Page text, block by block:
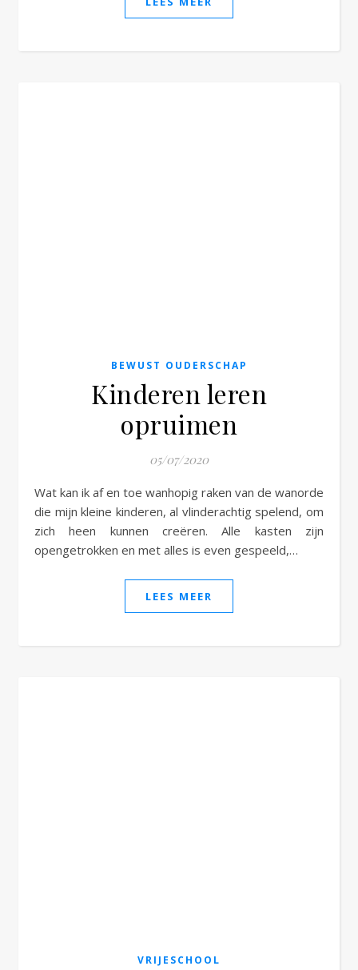
BEWUST OUDERSCHAP
Kinderen leren
opruimen
05/07/2020
Wat kan ik af en toe wanhopig raken van de wanorde
die mijn kleine kinderen, al vlinderachtig spelend, om
zich heen kunnen creëren. Alle kasten zijn
opengetrokken en met alles is even gespeeld,…
LEES MEER
VRIJESCHOOL